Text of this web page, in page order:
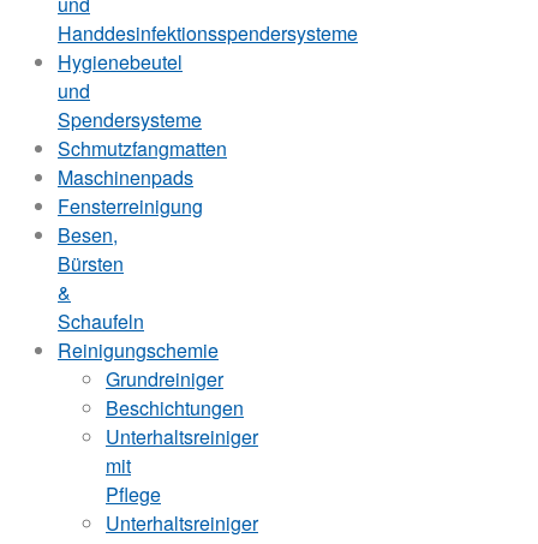
Handdesinfektionsspendersysteme
Hygienebeutel
und
Spendersysteme
Schmutzfangmatten
Maschinenpads
Fensterreinigung
Besen,
Bürsten
&
Schaufeln
Reinigungschemie
Grundreiniger
Beschichtungen
Unterhaltsreiniger
mit
Pflege
Unterhaltsreiniger